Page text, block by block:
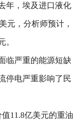
年，埃及进口液化
元，分析师预计，
。
临严重的能源短缺
停电严重影响了民
11.8亿美元的重油